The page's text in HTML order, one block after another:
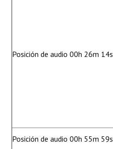
Posición de audio 00h 26m 14s
Posición de audio 00h 55m 59s